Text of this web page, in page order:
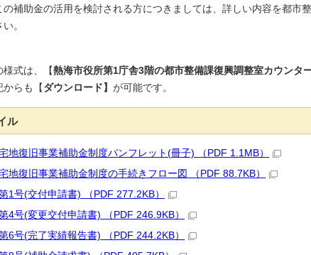
補助金の活用を検討される方につきましては、詳しい内容を都市
。
式は、【熱海市役所第1庁舎3階の都市整備課復興調整室カウンター
からも【 ダウンロード】 が可能です。
ル
地復旧事業補助金制度パンフレット(冊子) （PDF 1.1MB）
地復旧事業補助金制度の手続きフロー図 （PDF 88.7KB）
1号(交付申請書) （PDF 277.2KB）
4号(変更交付申請書) （PDF 246.9KB）
6号(完了実績報告書) （PDF 244.2KB）